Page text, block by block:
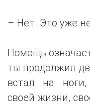
– Нет. Это уже
Помощь
ты продолжил
встал на
своей жизни,